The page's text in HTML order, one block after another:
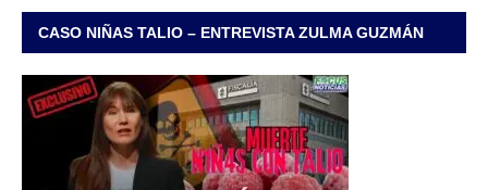
CASO NIÑAS TALIO – ENTREVISTA ZULMA GUZMÁN